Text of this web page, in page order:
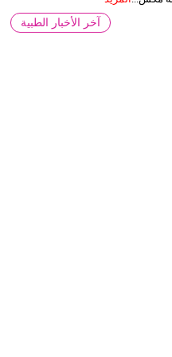
آخر الأخبار الطبية